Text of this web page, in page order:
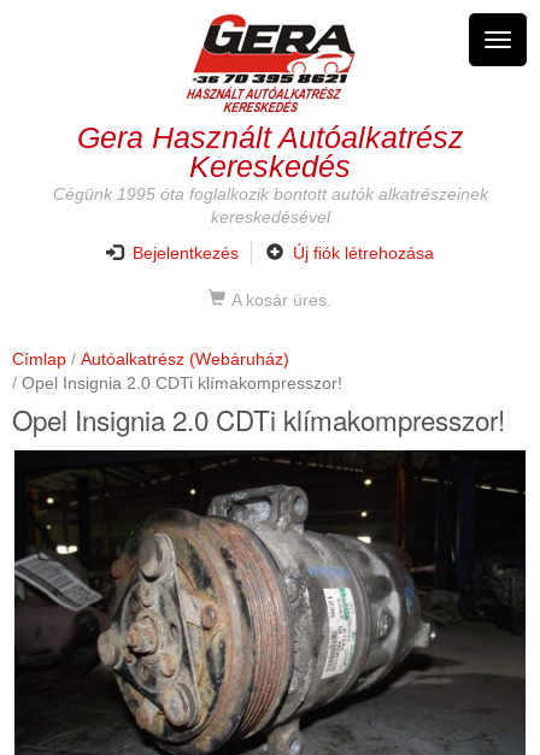
Gera Használt Autóalkatrész
Kereskedés
Cégünk 1995 óta foglalkozik bontott autók alkatrészeinek
kereskedésével
Bejelentkezés
Új fiók létrehozása
A kosár üres.
Címlap
Autóalkatrész (Webáruház)
Opel Insignia 2.0 CDTi klímakompresszor!
Opel Insignia 2.0 CDTi klímakompresszor!